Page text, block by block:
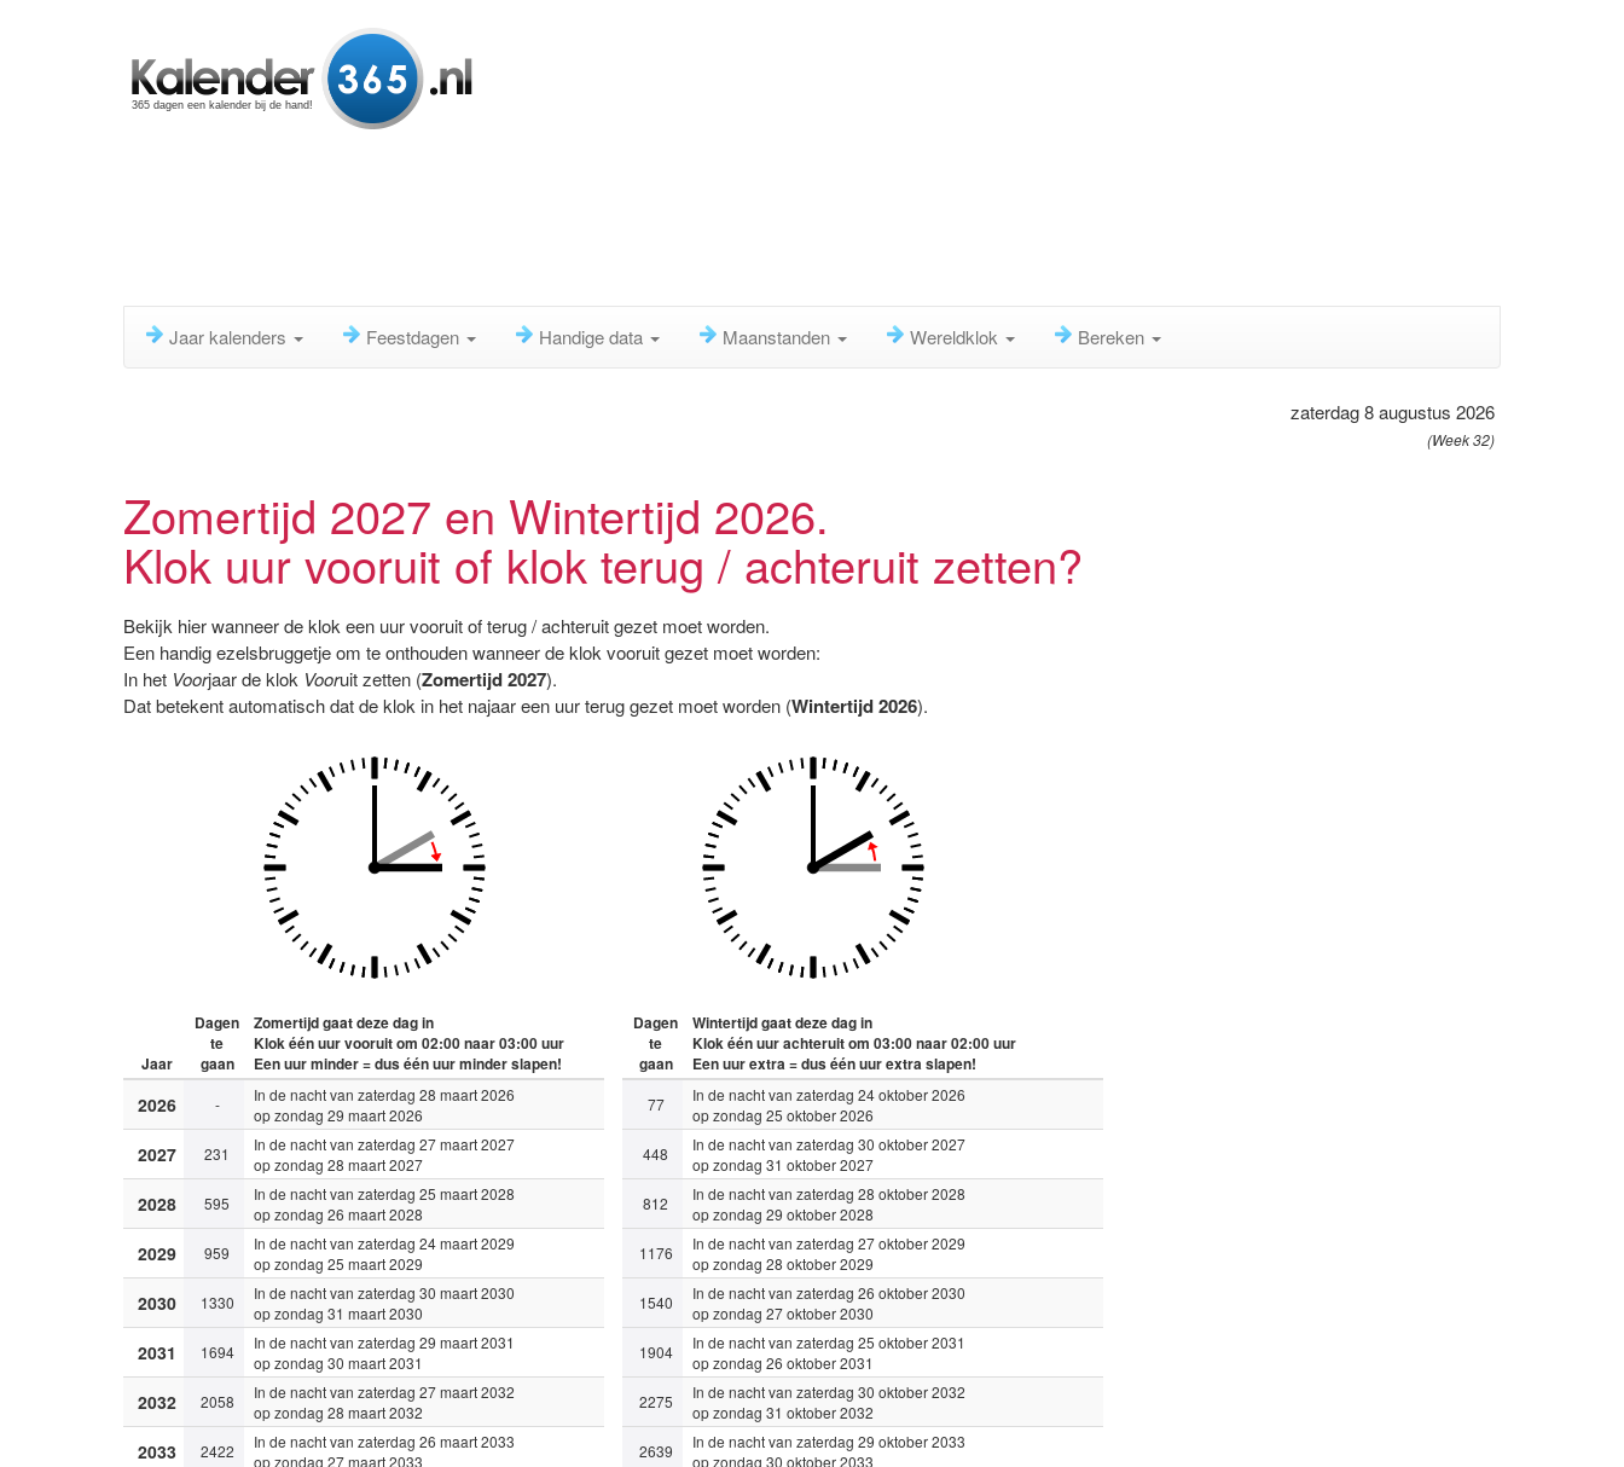
365 dagen een kalender bij de hand!
Jaar kalenders Feestdagen Handige data Maanstanden Wereldklok Bereken
zaterdag 8 augustus 2026
(Week 32)
Zomertijd 2027 en Wintertijd 2026.
Klok uur vooruit of klok terug / achteruit zetten?
Bekijk hier wanneer de klok een uur vooruit of terug / achteruit gezet moet worden.
Een handig ezelsbruggetje om te onthouden wanneer de klok vooruit gezet moet worden:
In het Voorjaar de klok Vooruit zetten (Zomertijd 2027).
Dat betekent automatisch dat de klok in het najaar een uur terug gezet moet worden (Wintertijd 2026).
Jaar
Dagen
te
gaan
Zomertijd gaat deze dag in
Klok één uur vooruit om 02:00 naar 03:00 uur
Een uur minder = dus één uur minder slapen!
2026 -
In de nacht van zaterdag 28 maart 2026
op zondag 29 maart 2026
2027 231
In de nacht van zaterdag 27 maart 2027
op zondag 28 maart 2027
2028 595
In de nacht van zaterdag 25 maart 2028
op zondag 26 maart 2028
2029 959
In de nacht van zaterdag 24 maart 2029
op zondag 25 maart 2029
2030 1330
In de nacht van zaterdag 30 maart 2030
op zondag 31 maart 2030
2031 1694
In de nacht van zaterdag 29 maart 2031
op zondag 30 maart 2031
2032 2058
In de nacht van zaterdag 27 maart 2032
op zondag 28 maart 2032
2033 2422
In de nacht van zaterdag 26 maart 2033
op zondag 27 maart 2033
Dagen
te
gaan
Wintertijd gaat deze dag in
Klok één uur achteruit om 03:00 naar 02:00 uur
Een uur extra = dus één uur extra slapen!
77
In de nacht van zaterdag 24 oktober 2026
op zondag 25 oktober 2026
448
In de nacht van zaterdag 30 oktober 2027
op zondag 31 oktober 2027
812
In de nacht van zaterdag 28 oktober 2028
op zondag 29 oktober 2028
1176
In de nacht van zaterdag 27 oktober 2029
op zondag 28 oktober 2029
1540
In de nacht van zaterdag 26 oktober 2030
op zondag 27 oktober 2030
1904
In de nacht van zaterdag 25 oktober 2031
op zondag 26 oktober 2031
2275
In de nacht van zaterdag 30 oktober 2032
op zondag 31 oktober 2032
2639
In de nacht van zaterdag 29 oktober 2033
op zondag 30 oktober 2033